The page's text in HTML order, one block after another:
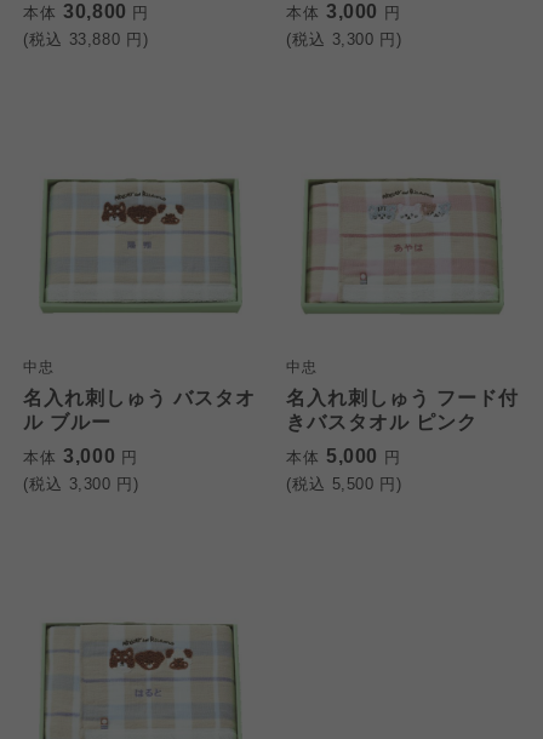
本体 30,800 円
(税込 33,880 円)
本体 3,000 円
(税込 3,300 円)
中忠
名入れ刺しゅう バスタオ
ル ブルー
本体 3,000 円
(税込 3,300 円)
中忠
名入れ刺しゅう フード付
きバスタオル ピンク
本体 5,000 円
(税込 5,500 円)